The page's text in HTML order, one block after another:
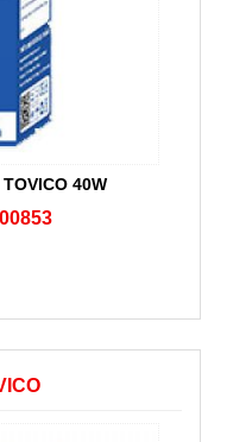
40W